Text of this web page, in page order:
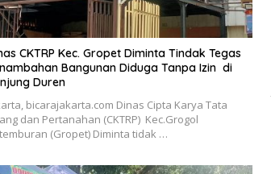
CKTRP Kec. Gropet Diminta Tindak Tegas
Bangunan Diduga Tanpa Izin di
Duren
bicarajakarta.com Dinas Cipta Karya Tata
dan Pertanahan (CKTRP) Kec.Grogol
(Gropet) Diminta tidak …